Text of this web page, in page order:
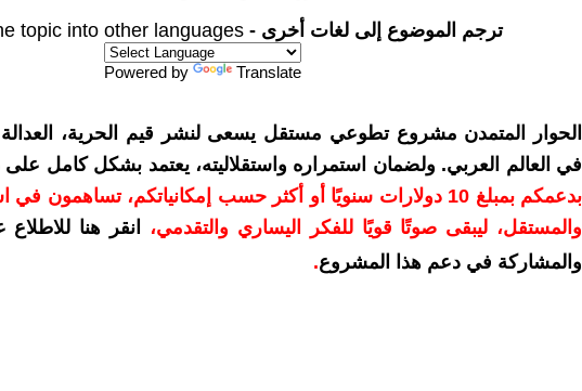
ترجم الموضوع إلى لغات أخرى - topic into other languages
Powered by Translate
الحوار المتمدن مشروع تطوعي مستقل يسعى لنشر قيم الحرية، العدالة
في العالم العربي. ولضمان استمراره واستقلاليته، يعتمد بشكل كامل
بدعمكم بمبلغ 10 دولارات سنويًا أو أكثر حسب إمكانياتكم، تساهمون
والمستقل، ليبقى صوتًا قويًا للفكر اليساري والتقدمي،
انقر هنا
والمشاركة في دعم هذا المشروع.